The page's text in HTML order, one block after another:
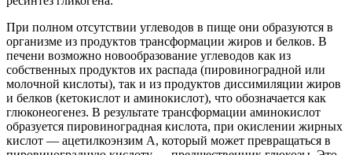
При полном отсутствии углеводов в пище они образуются в
организме из продуктов трансформации жиров и белков. В
печени возможно новообразование углеводов как из
собственных продуктов их распада (пировиноградной или
молочной кислоты), так и из продуктов диссимиляции жиров
и белков (кетокислот и аминокислот), что обозначается как
глюконеогенез. В результате трансформации аминокислот
образуется пировиноградная кислота, при окислении жирных
кислот — ацетилкоэнзим А, который может превращаться в